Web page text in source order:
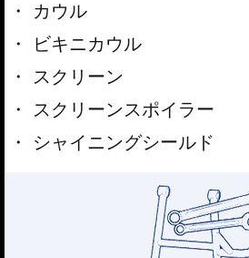
カウル
ビキニカウル
スクリーン
スクリーンスポイラー
シャイニングシールド